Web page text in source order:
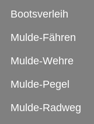
Bootsverleih
Mulde-Fähren
Mulde-Wehre
Mulde-Pegel
Mulde-Radweg